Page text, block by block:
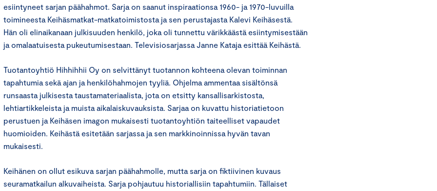
esiintyneet sarjan päähahmot. Sarja on saanut inspiraationsa 1960- ja 1970-luvuilla
toimineesta Keihäsmatkat-matkatoimistosta ja sen perustajasta Kalevi Keihäsestä.
Hän oli elinaikanaan julkisuuden henkilö, joka oli tunnettu värikkäästä esiintymisestään
ja omalaatuisesta pukeutumisestaan. Televisiosarjassa Janne Kataja esittää Keihästä.
Tuotantoyhtiö Hihhihhii Oy on selvittänyt tuotannon kohteena olevan toiminnan
tapahtumia sekä ajan ja henkilöhahmojen tyyliä. Ohjelma ammentaa sisältönsä
runsaasta julkisesta taustamateriaalista, jota on etsitty kansallisarkistosta,
lehtiartikkeleista ja muista aikalaiskuvauksista. Sarjaa on kuvattu historiatietoon
perustuen ja Keihäsen imagon mukaisesti tuotantoyhtiön taiteelliset vapaudet
huomioiden. Keihästä esitetään sarjassa ja sen markkinoinnissa hyvän tavan
mukaisesti.
Keihänen on ollut esikuva sarjan päähahmolle, mutta sarja on fiktiivinen kuvaus
seuramatkailun alkuvaiheista. Sarja pohjautuu historiallisiin tapahtumiin. Tällaiset